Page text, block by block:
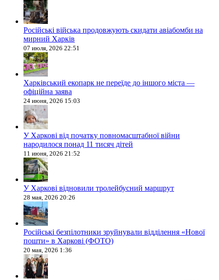
Російські війська продовжують скидати авіабомби на
мирний Харків
07 июля, 2026 22:51
Харківський екопарк не переїде до іншого міста —
офіційна заява
24 июня, 2026 15:03
У Харкові від початку повномасштабної війни
народилося понад 11 тисяч дітей
11 июня, 2026 21:52
У Харкові відновили тролейбусний маршрут
28 мая, 2026 20:26
Російські безпілотники зруйнували відділення «Нової
пошти» в Харкові (ФОТО)
20 мая, 2026 1:36